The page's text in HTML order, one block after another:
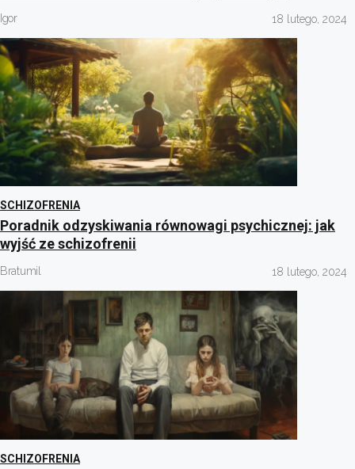
Igor 18 lutego, 2024
SCHIZOFRENIA
Poradnik odzyskiwania równowagi psychicznej: jak
wyjść ze schizofrenii
Bratumil 18 lutego, 2024
SCHIZOFRENIA